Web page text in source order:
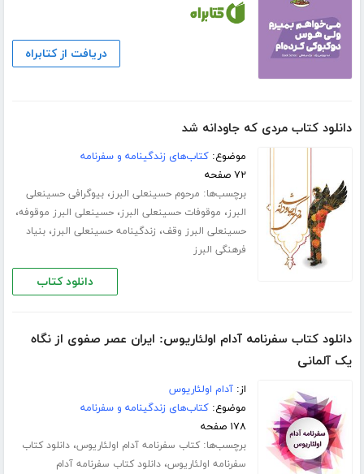
دریافت از کتابراه
دانلود کتاب مردی که جاودانه شد
موضوع:کتاب‌های زندگینامه و سفرنامه
۷۲ صفحه
برچسب‌ها: مرحوم حسینعلی البرز،بیوگرافی حسینعلی
البرز، موقوفات حسینعلی البرز،حسینعلی البرز موقوفه،
حسینعلی البرز وقف، زندگینامه حسینعلی البرز،بنیاد
فرهنگی البرز
دانلود کتاب
دانلود کتاب سفرنامه آدام اولئاریوس: ایران عصر صفوی از نگاه
یک آلمانی
از:آدام اولئاریوس
موضوع:کتاب‌های زندگینامه و سفرنامه
۱۷۸ صفحه
برچسب‌ها:کتاب سفرنامه آدام اولئاریوس،دانلود کتاب
سفرنامه اولئاریوس،دانلود کتاب سفرنامه آدام